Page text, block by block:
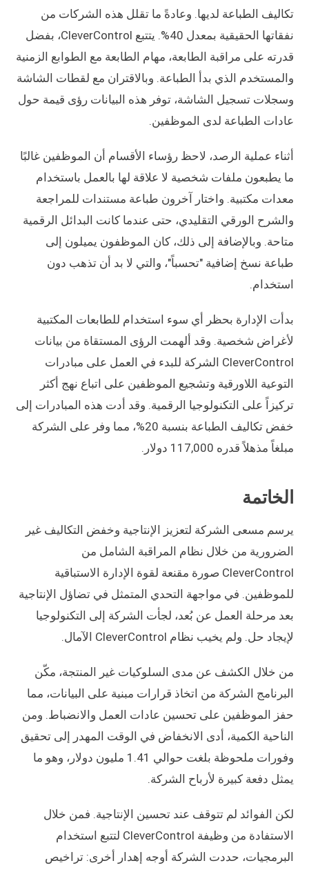
تكاليف الطباعة لديها. وعادةً ما تقلل هذه الشركات من
نفقاتها الحقيقية بمعدل 40%. يتتبع CleverControl، بفضل
قدرته على مراقبة الطابعة، مهام الطابعة مع الطوابع الزمنية
والمستخدم الذي بدأ الطباعة. وبالاقتران مع لقطات الشاشة
وسجلات تسجيل الشاشة، توفر هذه البيانات رؤى قيمة حول
عادات الطباعة لدى الموظفين.
أثناء عملية الرصد، لاحظ رؤساء الأقسام أن الموظفين غالبًا
ما يطبعون ملفات شخصية لا علاقة لها بالعمل باستخدام
معدات مكتبية. واختار آخرون طباعة مستندات للمراجعة
والشرح الورقي التقليدي، حتى عندما كانت البدائل الرقمية
متاحة. وبالإضافة إلى ذلك، كان الموظفون يميلون إلى
طباعة نسخ إضافية "تحسباً"، والتي لا بد أن تذهب دون
استخدام.
بدأت الإدارة بحظر أي سوء استخدام للطابعات المكتبية
لأغراض شخصية. وقد ألهمت الرؤى المستقاة من بيانات
CleverControl الشركة للبدء في العمل على مبادرات
التوعية اللاورقية وتشجيع الموظفين على اتباع نهج أكثر
تركيزاً على التكنولوجيا الرقمية. وقد أدت هذه المبادرات إلى
خفض تكاليف الطباعة بنسبة 20%، مما وفر على الشركة
مبلغاً مذهلاً قدره 117,000 دولار.
الخاتمة
يرسم مسعى الشركة لتعزيز الإنتاجية وخفض التكاليف غير
الضرورية من خلال نظام المراقبة الشامل من
CleverControl صورة مقنعة لقوة الإدارة الاستباقية
للموظفين. في مواجهة التحدي المتمثل في تضاؤل الإنتاجية
بعد مرحلة العمل عن بُعد، لجأت الشركة إلى التكنولوجيا
لإيجاد حل. ولم يخيب نظام CleverControl الآمال.
من خلال الكشف عن مدى السلوكيات غير المنتجة، مكّن
البرنامج الشركة من اتخاذ قرارات مبنية على البيانات، مما
حفز الموظفين على تحسين عادات العمل والانضباط. ومن
الناحية الكمية، أدى الانخفاض في الوقت المهدر إلى تحقيق
وفورات ملحوظة بلغت حوالي 1.41 مليون دولار، وهو ما
يمثل دفعة كبيرة لأرباح الشركة.
لكن الفوائد لم تتوقف عند تحسين الإنتاجية. فمن خلال
الاستفادة من وظيفة CleverControl لتتبع استخدام
البرمجيات، حددت الشركة أوجه إهدار أخرى: تراخيص